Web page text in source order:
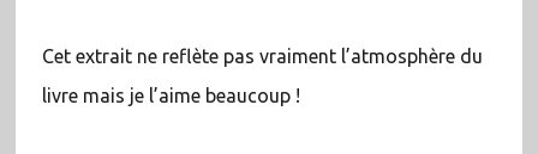
Cet extrait ne reflète pas vraiment l’atmosphère du
livre mais je l’aime beaucoup !